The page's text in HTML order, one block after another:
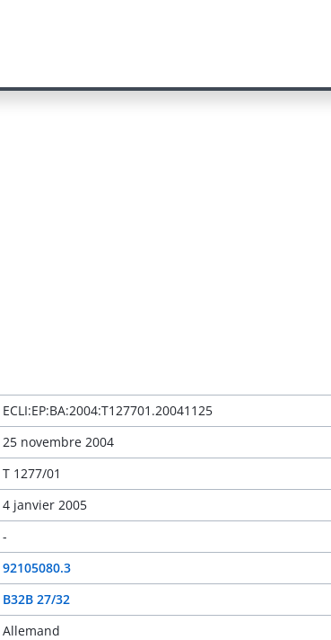
ECLI:EP:BA:2004:T127701.20041125
25 novembre 2004
T 1277/01
4 janvier 2005
-
92105080.3
B32B 27/32
Allemand